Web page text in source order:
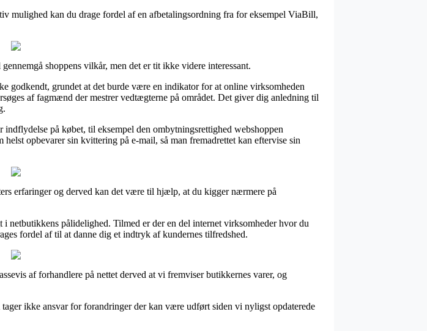
mulighed kan du drage fordel af en afbetalingsordning fra for eksempel ViaBill,
shoppens vilkår, men det er tit ikke videre interessant.
godkendt, grundet at det burde være en indikator for at online virksomheden
af fagmænd der mestrer vedtægterne på området. Det giver dig anledning til
på købet, til eksempel den ombytningsrettighed webshoppen
opbevarer sin kvittering på e-mail, så man fremadrettet kan eftervise sin
erfaringer og derved kan det være til hjælp, at du kigger nærmere på
pålidelighed. Tilmed er der en del internet virksomheder hvor du
fordel af til at danne dig et indtryk af kundernes tilfredshed.
af forhandlere på nettet derved at vi fremviser butikkernes varer, og
ikke ansvar for forandringer der kan være udført siden vi nyligst opdaterede